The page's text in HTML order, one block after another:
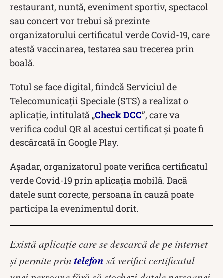
restaurant, nuntă, eveniment sportiv, spectacol
sau concert vor trebui să prezinte
organizatorului certificatul verde Covid-19, care
atestă vaccinarea, testarea sau trecerea prin
boală.
Totul se face digital, fiindcă Serviciul de
Telecomunicații Speciale (STS) a realizat o
aplicație, intitulată „Check DCC”, care va
verifica codul QR al acestui certificat și poate fi
descărcată în Google Play.
Așadar, organizatorul poate verifica certificatul
verde Covid-19 prin aplicația mobilă. Dacă
datele sunt corecte, persoana în cauză poate
participa la evenimentul dorit.
Există aplicație care se descarcă de pe internet
și permite printelefon să verifici certificatul